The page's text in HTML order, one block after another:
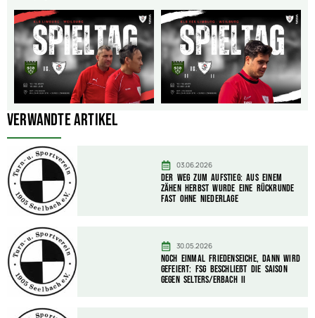
Verwandte Artikel
03.06.2026
Der Weg zum Aufstieg: Aus einem
zähen Herbst wurde eine Rückrunde
fast ohne Niederlage
30.05.2026
Noch einmal Friedenseiche, dann wird
gefeiert: FSG beschließt die Saison
gegen Selters/Erbach II